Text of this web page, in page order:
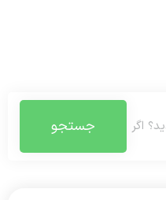
جستجو